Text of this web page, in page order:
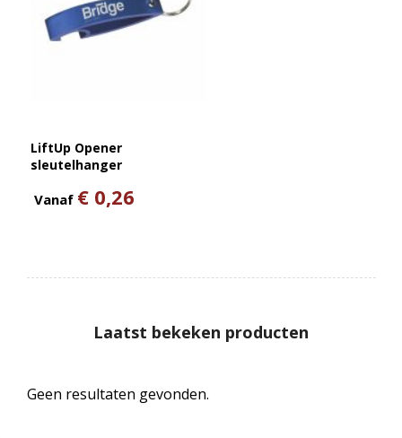
LiftUp Opener
sleutelhanger
Vanaf € 0,26
Laatst bekeken producten
Geen resultaten gevonden.